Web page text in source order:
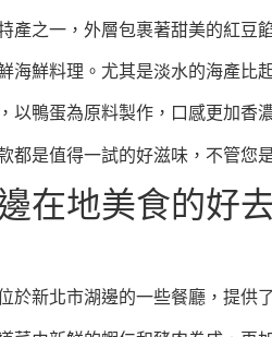
之一，外層包裹著甜美的紅豆
鮮料理。尤其是淡水的海產比
以鴨蛋為原料製作，口感更加香
是值得一試的好滋味，不管您
在地美食的好
新北市湖邊的一些餐廳，提供